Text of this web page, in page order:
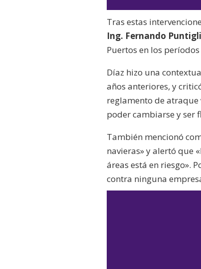
Tras estas
Ing. Fernando
Puertos en los
Díaz hizo una
años anteriores, y
reglamento de
poder cambiarse y ser
También mencionó
navieras» y alertó que
áreas está en riesgo».
contra ninguna